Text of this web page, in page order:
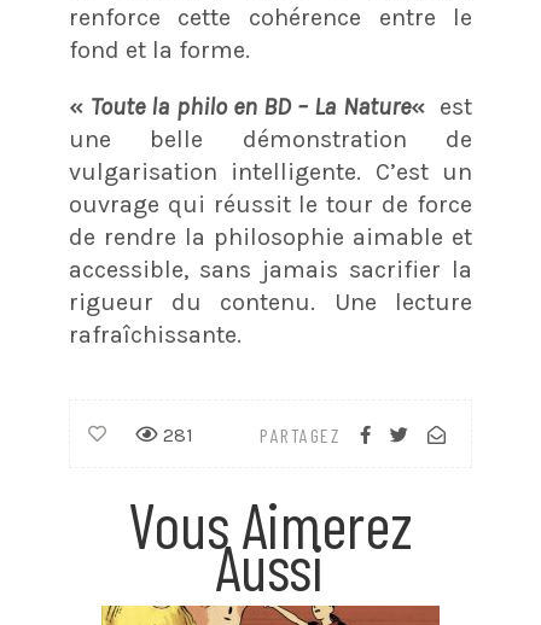
renforce cette cohérence entre le
fond et la forme.
« Toute la philo en BD – La Nature« est
une belle démonstration de
vulgarisation intelligente. C’est un
ouvrage qui réussit le tour de force
de rendre la philosophie aimable et
accessible, sans jamais sacrifier la
rigueur du contenu. Une lecture
rafraîchissante.
PARTAGEZ
281
Vous Aimerez
Aussi